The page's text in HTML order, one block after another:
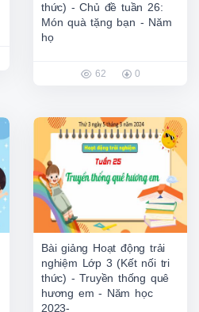
thức) - Chủ đề tuần 26:
Món quà tặng bạn - Năm
họ
62 0
Bài giảng Hoạt động trải
nghiệm Lớp 3 (Kết nối tri
thức) - Truyền thống quê
hương em - Năm học
2023-